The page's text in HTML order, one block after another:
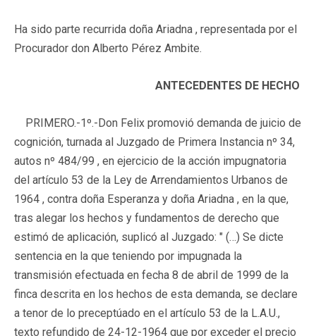
Ha sido parte recurrida doña Ariadna , representada por el
Procurador don Alberto Pérez Ambite.
ANTECEDENTES DE HECHO
PRIMERO.-1º.-Don Felix promovió demanda de juicio de
cognición, turnada al Juzgado de Primera Instancia nº 34,
autos nº 484/99 , en ejercicio de la acción impugnatoria
del artículo 53 de la Ley de Arrendamientos Urbanos de
1964 , contra doña Esperanza y doña Ariadna , en la que,
tras alegar los hechos y fundamentos de derecho que
estimó de aplicación, suplicó al Juzgado: " (…) Se dicte
sentencia en la que teniendo por impugnada la
transmisión efectuada en fecha 8 de abril de 1999 de la
finca descrita en los hechos de esta demanda, se declare
a tenor de lo preceptúado en el artículo 53 de la L.A.U.,
texto refundido de 24-12-1964 que por exceder el precio